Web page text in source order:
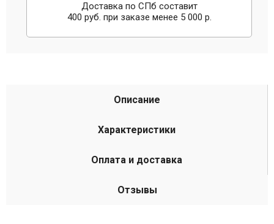
Доставка по СПб составит
400 руб. при заказе менее 5 000 р.
Описание
Характеристики
Оплата и доставка
Отзывы